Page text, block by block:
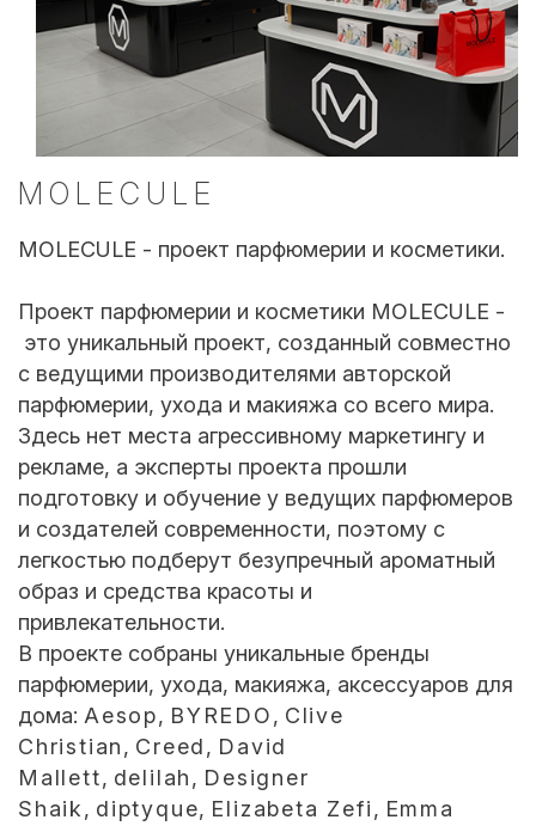
MOLECULE
MOLECULE - проект парфюмерии и косметики.
Проект парфюмерии и косметики MOLECULE -
это уникальный проект, созданный совместно
с ведущими производителями авторской
парфюмерии, ухода и макияжа со всего мира.
Здесь нет места агрессивному маркетингу и
рекламе, а эксперты проекта прошли
подготовку и обучение у ведущих парфюмеров
и создателей современности, поэтому с
легкостью подберут безупречный ароматный
образ и средства красоты и
привлекательности.
В проекте собраны уникальные бренды
парфюмерии, ухода, макияжа, аксессуаров для
дома: Aesop, BYREDO, Clive
Christian, Creed, David
Mallett, delilah, Designer
Shaik, diptyque, Elizabeta Zefi, Emma